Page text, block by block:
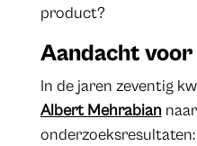
product?
Aandacht
In de jaren zeventig
Albert Mehrabian